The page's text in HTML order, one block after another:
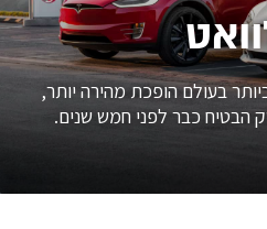
בעולם הופכת מהירה יותר,
כבר לפני חמש שנים.